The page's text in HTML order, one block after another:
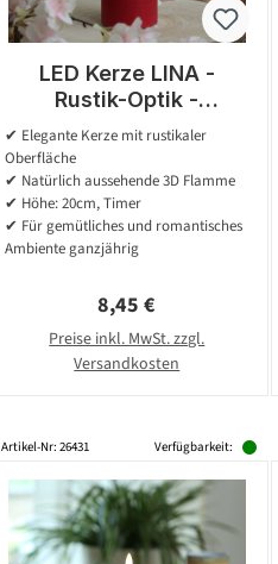
LED Kerze LINA -
Rustik-Optik -
Echtwachs - 3D
Flamme - H: 20cm - D:
7cm - Batterie - Timer
- rot
✔ Elegante Kerze mit rustikaler
Oberfläche
✔ Natürlich aussehende 3D Flamme
✔ Höhe: 20cm, Timer
✔ Für gemütliches und romantisches
Ambiente ganzjährig
Regulärer Preis:
8,45 €
Preise inkl. MwSt. zzgl.
Versandkosten
Artikel-Nr: 26431 Verfügbarkeit: